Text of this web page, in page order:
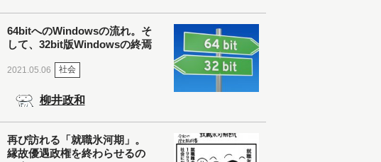
64bitへのWindowsの流れ。そ
して、32bit版Windowsの終焉
2021.05.06 社会
柳井政和
再び訪れる「就職氷河期」。
縁故優遇政権を終わらせるの